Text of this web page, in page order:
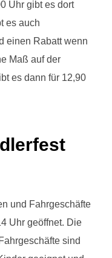
Uhr gibt es dort
es auch
einen Rabatt wenn
Maß auf der
es dann für 12,90
und Fahrgeschäfte
Uhr geöffnet. Die
sind